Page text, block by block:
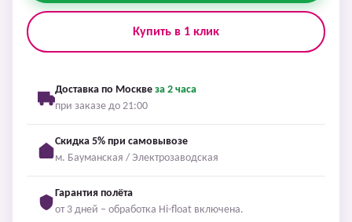
Купить в 1 клик
Доставка по Москве за 2 часа
при заказе до 21:00
Скидка 5% при самовывозе
м. Бауманская / Электрозаводская
Гарантия полёта
от 3 дней – обработка Hi-float включена.